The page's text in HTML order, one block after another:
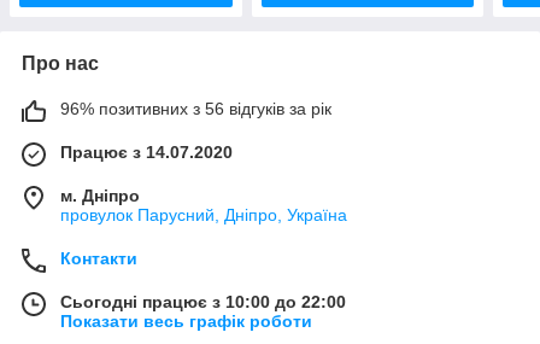
Про нас
96% позитивних з 56 відгуків за рік
Працює з 14.07.2020
м. Дніпро
провулок Парусний, Дніпро, Україна
Контакти
Сьогодні працює з 10:00 до 22:00
Показати весь графік роботи